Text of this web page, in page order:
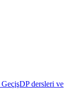
DP dersleri ve